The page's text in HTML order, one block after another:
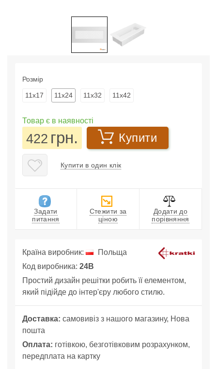
Розмір
11x17 11x24 11x32 11x42
Товар є в наявності
422 грн. Купити
Купити в один клік
Задати
питання
Стежити за
ціною
Додати до
порівняння
Країна виробник:
Польща
Код виробника: 24B
Простий дизайн решітки робить її елементом,
який підійде до інтер'єру любого стилю.
Доставка: самовивіз з нашого магазину, Нова
пошта
Оплата: готівкою, безготівковим розрахунком,
передплата на картку